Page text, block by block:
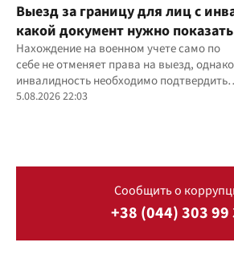
Выезд за границу для лиц с
какой документ нужно
Нахождение на военном учете само по
себе не отменяет права на выезд, однако
инвалидность необходимо подтвердить
документально
5.08.2026 22:03
Сообщить о
+38 (044) 303 99